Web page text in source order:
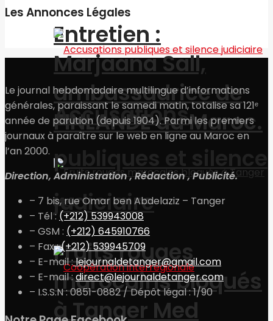
Entretien :
Marjaana Sall,
ambassadrice de
FINLANDE au Maroc.
Fruits rouges
marocains bloqués
à Tanger Med
Accusations
publiques et silence
judiciaire
Les Annonces Légales
Le journal hebdomadaire multilingue d’informations
générales, paraissant le samedi matin, totalise sa 121ᵉ
année de parution (depuis 1904). Parmi les premiers
journaux à paraître sur le web en ligne au Maroc en
l’an 2000.
Direction, Administration , Rédaction , Publicité.
– 7 bis, rue Omar ben Abdelaziz – Tanger
– Tél : (+212) 539943008
– GSM : (+212) 645910766
– Fax :(+212) 539945709
– E-mail :lejournaldetanger@gmail.com
– E-mail :direct@lejournaldetanger.com
– I.S.S.N : 0851-0882 / Dépôt légal : 1/90